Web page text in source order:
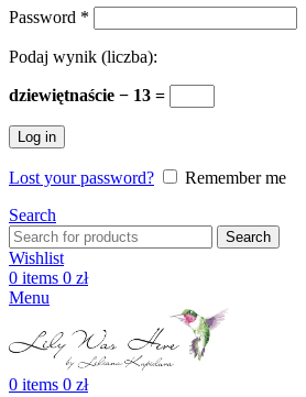
Password *
Podaj wynik (liczba):
dziewiętnaście − 13 =
Log in
Lost your password?
Remember me
Search
Search
Wishlist
0 items 0 zł
Menu
0 items 0 zł